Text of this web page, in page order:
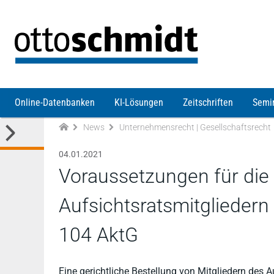
Online-Datenbanken KI-Lösungen Zeitschriften
News Unternehmensrecht | Gesellschaftsrecht
04.01.2021
Voraussetzungen für
104 AktG
Eine gerichtliche Bestellung von Mitgliedern des